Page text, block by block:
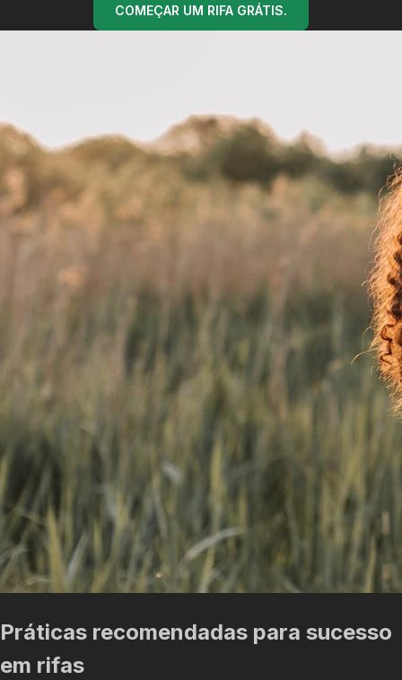
COMEÇAR UM RIFA GRÁTIS.
Práticas recomendadas para sucesso
em rifas